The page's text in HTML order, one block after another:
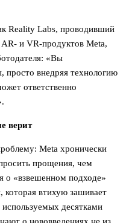
Reality Labs, проводивший
и VR-продуктов Meta,
«Вы
просто внедряя технологию
ответственно
верит
Meta хронически
прощения, чем
о «взвешенном подходе»
которая втихую зашивает
десятками